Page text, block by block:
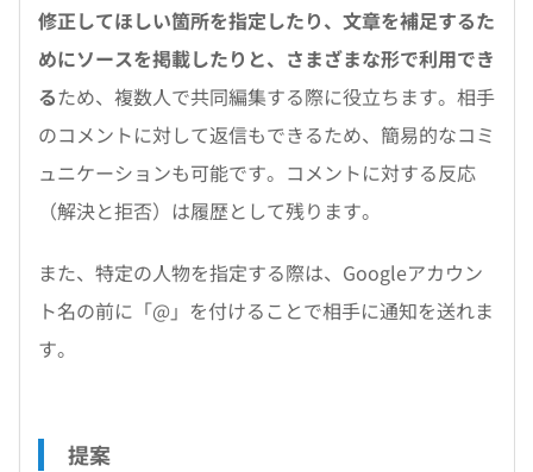
修正してほしい箇所を指定したり、文章を補足するた
めにソースを掲載したりと、さまざまな形で利用でき
るため、複数人で共同編集する際に役立ちます。相手
のコメントに対して返信もできるため、簡易的なコミ
ュニケーションも可能です。コメントに対する反応
（解決と拒否）は履歴として残ります。
また、特定の人物を指定する際は、Googleアカウン
ト名の前に「@」を付けることで相手に通知を送れま
す。
提案